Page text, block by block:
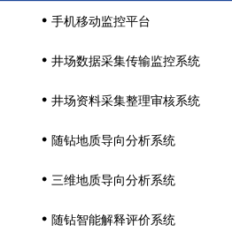
 手机移动监控平台
 井场数据采集传输监控系统
 井场资料采集整理审核系统
 随钻地质导向分析系统
 三维地质导向分析系统
 随钻智能解释评价系统